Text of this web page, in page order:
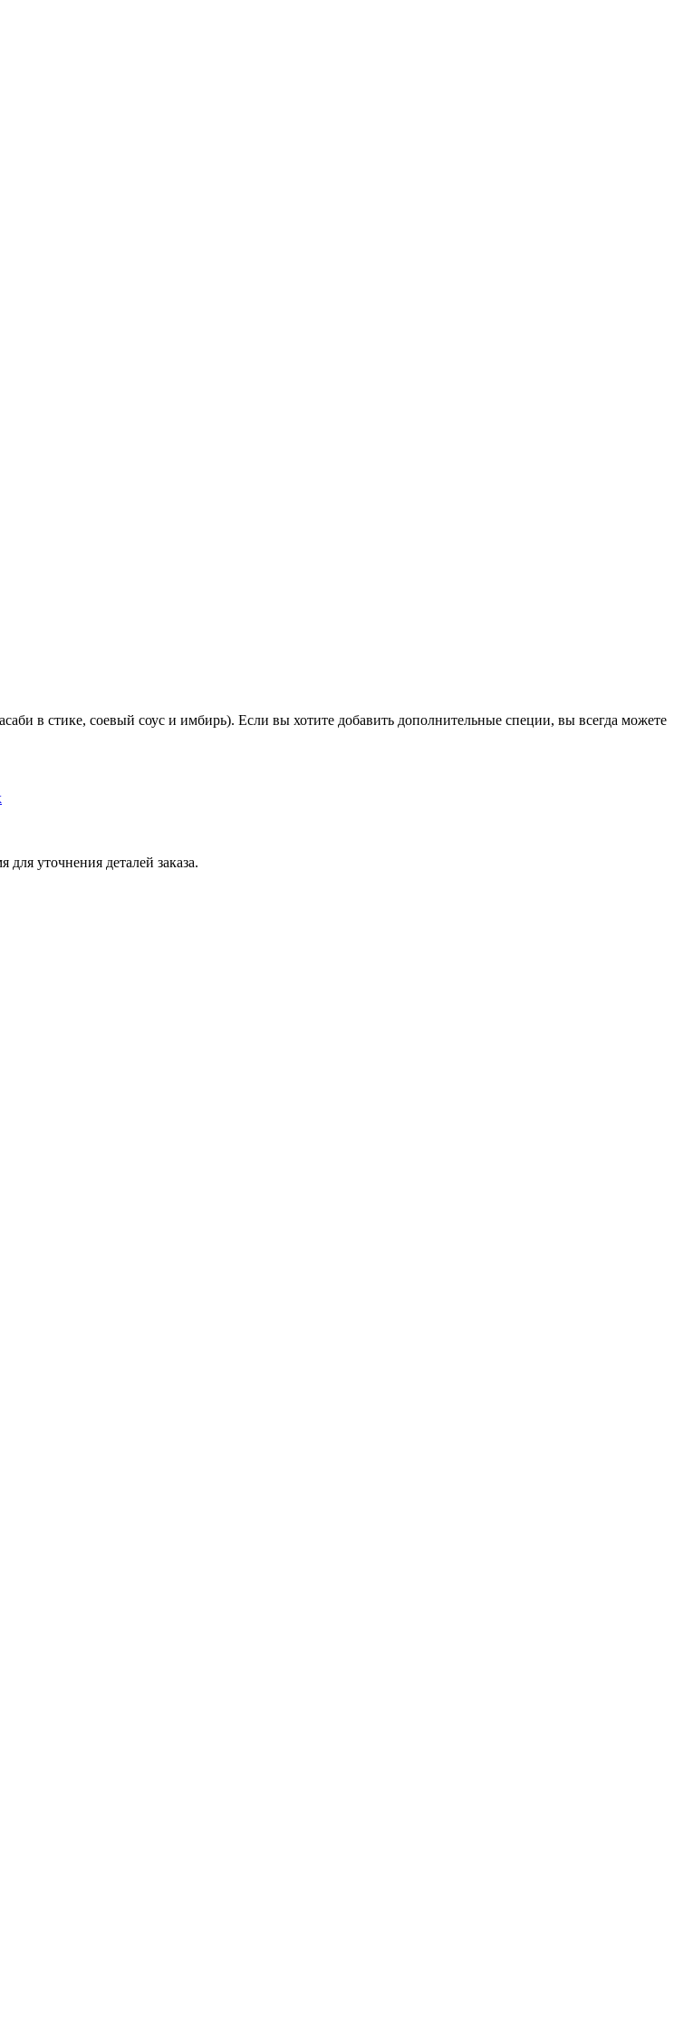
в стике, соевый соус и имбирь). Если вы хотите добавить дополнительные специи, вы всегда можете
уточнения деталей заказа.